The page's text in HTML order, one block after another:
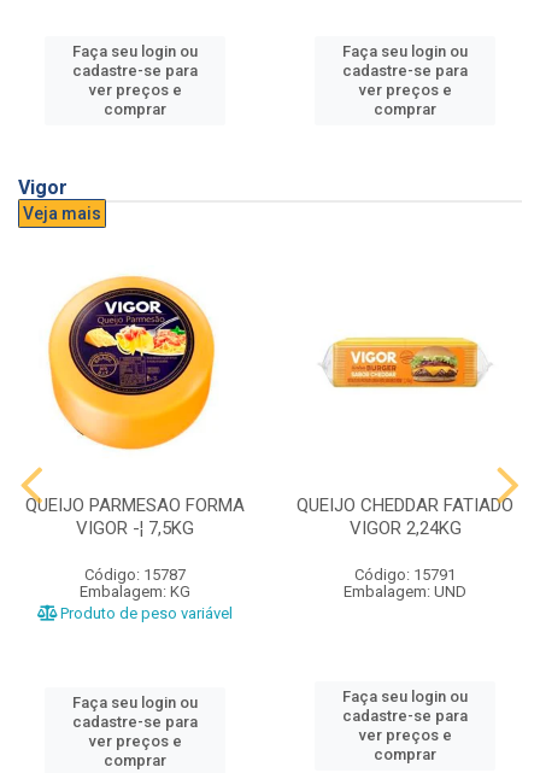
Faça seu login ou
cadastre-se para
ver preços e
comprar
Faça seu login ou
cadastre-se para
ver preços e
comprar
Vigor
Veja mais
QUEIJO PARMESAO FORMA
VIGOR -¦ 7,5KG
Código: 15787
Embalagem: KG
Produto de peso variável
Faça seu login ou
cadastre-se para
ver preços e
comprar
QUEIJO CHEDDAR FATIADO
VIGOR 2,24KG
Código: 15791
Embalagem: UND
Faça seu login ou
cadastre-se para
ver preços e
comprar